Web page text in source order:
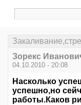
Зорекс
04.10.2010 - 20:08
Насколько
успешно,но
работы.Каков